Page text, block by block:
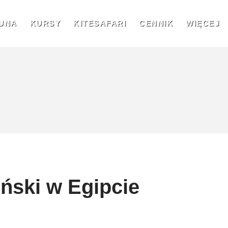
KURSY KITESAFARI CENNIK WIĘCEJ
w Egipcie